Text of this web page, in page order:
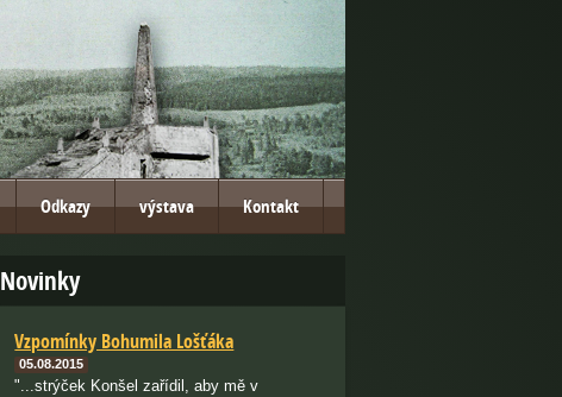
Odkazy výstava Kontakt
Novinky
Vzpomínky Bohumila Lošťáka
05.08.2015
"...strýček Konšel zařídil, aby mě v